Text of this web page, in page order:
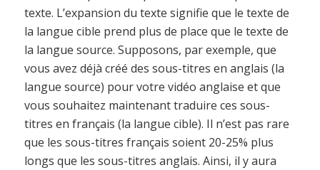
texte. L’expansion du texte signifie que le texte de
la langue cible prend plus de place que le texte de
la langue source. Supposons, par exemple, que
vous avez déjà créé des sous-titres en anglais (la
langue source) pour votre vidéo anglaise et que
vous souhaitez maintenant traduire ces sous-
titres en français (la langue cible). Il n’est pas rare
que les sous-titres français soient 20-25% plus
longs que les sous-titres anglais. Ainsi, il y aura